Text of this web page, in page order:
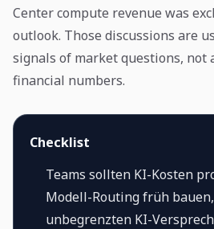
Center compute revenue was
outlook. Those discussions are
signals of market questions, not
financial numbers.
Checklist
Teams sollten KI-Kosten
Modell-Routing früh
unbegrenzten KI-